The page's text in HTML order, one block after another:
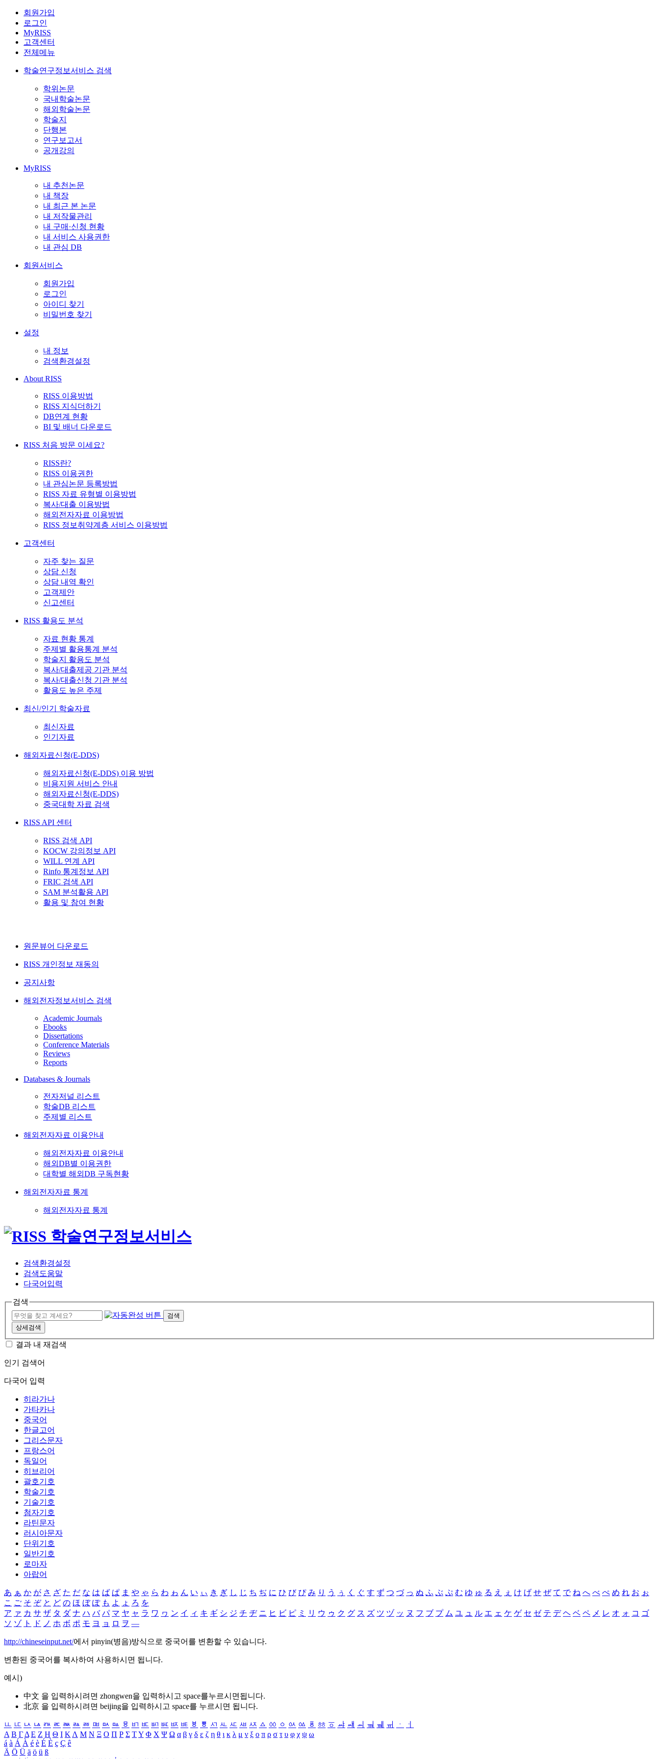
회원가입
로그인
MyRISS
고객센터
전체메뉴
학술연구정보서비스 검색
학위논문
국내학술논문
해외학술논문
학술지
단행본
연구보고서
공개강의
MyRISS
내 추천논문
내 책장
내 최근 본 논문
내 저작물관리
내 구매·신청 현황
내 서비스 사용권한
내 관심 DB
회원서비스
회원가입
로그인
아이디 찾기
비밀번호 찾기
설정
내 정보
검색환경설정
About RISS
RISS 이용방법
RISS 지식더하기
DB연계 현황
BI 및 배너 다운로드
RISS 처음 방문 이세요?
RISS란?
RISS 이용권한
내 관심논문 등록방법
RISS 자료 유형별 이용방법
복사/대출 이용방법
해외전자자료 이용방법
RISS 정보취약계층 서비스 이용방법
고객센터
자주 찾는 질문
상담 신청
상담 내역 확인
고객제안
신고센터
RISS 활용도 분석
자료 현황 통계
주제별 활용통계 분석
학술지 활용도 분석
복사/대출제공 기관 분석
복사/대출신청 기관 분석
활용도 높은 주제
최신/인기 학술자료
최신자료
인기자료
해외자료신청(E-DDS)
해외자료신청(E-DDS) 이용 방법
비용지원 서비스 안내
해외자료신청(E-DDS)
중국대학 자료 검색
RISS API 센터
RISS 검색 API
KOCW 강의정보 API
WILL 연계 API
Rinfo 통계정보 API
FRIC 검색 API
SAM 분석활용 API
활용 및 참여 현황
원문뷰어 다운로드
RISS 개인정보 재동의
공지사항
해외전자정보서비스 검색
Academic Journals
Ebooks
Dissertations
Conference Materials
Reviews
Reports
Databases & Journals
전자저널 리스트
학술DB 리스트
주제별 리스트
해외전자자료 이용안내
해외전자자료 이용안내
해외DB별 이용권한
대학별 해외DB 구독현황
해외전자자료 통계
해외전자자료 통계
검색환경설정
검색도움말
다국어입력
검색
검색
상세검색
결과 내 재검색
인기 검색어
다국어 입력
히라가나
가타카나
중국어
한글고어
그리스문자
프랑스어
독일어
히브리어
괄호기호
학술기호
기술기호
첨자기호
라틴문자
러시아문자
단위기호
일반기호
로마자
아랍어
あ ぁ か が さ ざ た だ な は ば ぱ ま や ゃ ら わ ゎ ん い ぃ き ぎ し じ ち ぢ に ひ び ぴ み り う ぅ く ぐ す ず つ づ っ ぬ ふ ぶ ぷ む ゆ ゅ る え ぇ け げ せ ぜ て で ね へ べ ぺ め れ お ぉ
こ ご そ ぞ と ど の ほ ぼ ぽ も よ ょ ろ を
ア ァ カ サ ザ タ ダ ナ ハ バ パ マ ヤ ャ ラ ワ ヮ ン イ ィ キ ギ シ ジ チ ヂ ニ ヒ ビ ピ ミ リ ウ ゥ ク グ ス ズ ツ ヅ ッ ヌ フ ブ プ ム ユ ュ ル エ ェ ケ ゲ セ ゼ テ デ ヘ ベ ペ メ レ オ ォ コ ゴ
ソ ゾ ト ド ノ ホ ボ ポ モ ヨ ョ ロ ヲ ―
http://chineseinput.net/에서 pinyin(병음)방식으로 중국어를 변환할 수 있습니다.
변환된 중국어를 복사하여 사용하시면 됩니다.
예시)
中文 을 입력하시려면 zhongwen을 입력하시고 space를누르시면됩니다.
北京 을 입력하시려면 beijing을 입력하시고 space를 누르시면 됩니다.
ㅥ ㅦ ㅧ ㅨ ㅩ ㅪ ㅫ ㅬ ㅭ ㅮ ㅯ ㅰ ㅱ ㅲ ㅳ ㅴ ㅵ ㅶ ㅷ ㅸ ㅹ ㅺ ㅻ ㅼ ㅽ ㅾ ㅿ ㆀ ㆁ ㆂ ㆃ ㆄ ㆅ ㆆ ㆇ ㆈ ㆉ ㆊ ㆋ ㆌ ㆍ
ㆎ
Α Β ΓΔ Ε Ζ Η Θ Ι ΚΛ Μ Ν Ξ Ο Π Ρ Σ ΤΥ Φ Χ Ψ Ω α β γ δ ε ζ η θ ι κ λ μ ν ξ ο π ρ σ τ υ φ χ ψ ω
á à Á À é è É È ç Ç ê
Ä Ö Ü ä ö ü ß